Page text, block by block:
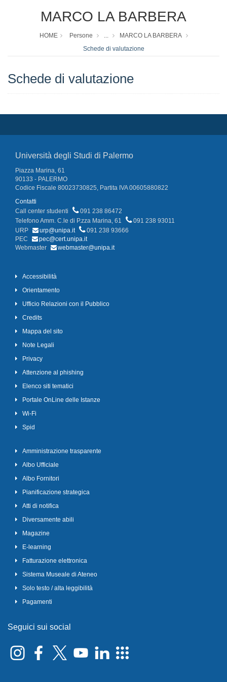
MARCO LA BARBERA
HOME Persone ...
MARCO LA BARBERA
Schede di valutazione
Schede di valutazione
Università degli Studi di Palermo
Piazza Marina, 61
90133 - PALERMO
Codice Fiscale 80023730825, Partita IVA 00605880822
Contatti
Call center studenti
091 238 86472
Telefono Amm. C.le di P.zza Marina, 61
091 238 93011
URP
urp@unipa.it
091 238 93666
PEC
pec@cert.unipa.it
Webmaster
webmaster@unipa.it
Accessibilità
Orientamento
Ufficio Relazioni con il Pubblico
Credits
Mappa del sito
Note Legali
Privacy
Attenzione al phishing
Elenco siti tematici
Portale OnLine delle Istanze
Wi-Fi
Spid
Amministrazione trasparente
Albo Ufficiale
Albo Fornitori
Pianificazione strategica
Atti di notifica
Diversamente abili
Magazine
E-learning
Fatturazione elettronica
Sistema Museale di Ateneo
Solo testo / alta leggibilità
Pagamenti
Seguici sui social